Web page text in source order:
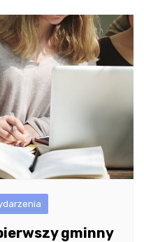
gminny